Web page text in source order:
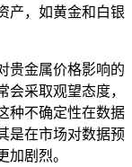
产，如黄金和白银
贵金属价格影响的
采取观望态度，
种不确定性在数据
是在市场对数据预
加剧烈。